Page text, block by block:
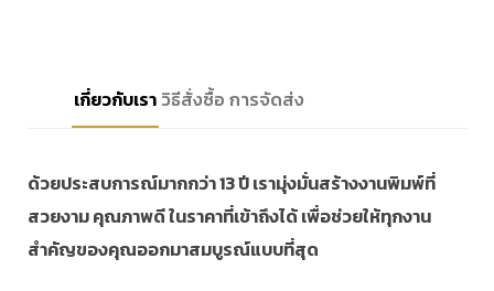
เกี่ยวกับเรา วิธีสั่งซื้อ การจัดส่ง
ด้วยประสบการณ์มากกว่า 13 ปี เรามุ่งมั่นสร้างงานพิมพ์ที่
สวยงาม คุณภาพดี ในราคาที่เข้าถึงได้ เพื่อช่วยให้ทุกงาน
สำคัญของคุณออกมาสมบูรณ์แบบที่สุด